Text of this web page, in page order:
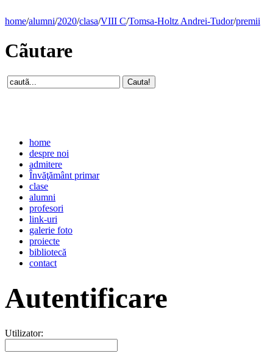
home/alumni/2020/clasa/VIII C/Tomsa-Holtz Andrei-Tudor/premii
Cãutare
home
despre noi
admitere
Învăţământ primar
clase
alumni
profesori
link-uri
galerie foto
proiecte
bibliotecă
contact
Autentificare
Utilizator: